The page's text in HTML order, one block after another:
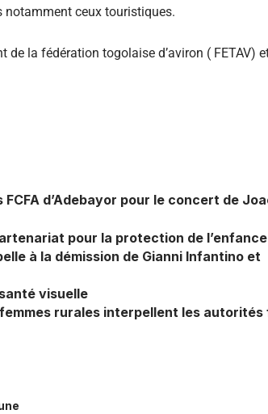
notamment ceux touristiques.
de la fédération togolaise d’aviron ( FETAV)
d’Adebayor pour le concert de
pour la protection de l’enfance
à la démission de Gianni Infantino et
visuelle
rurales interpellent les autorités